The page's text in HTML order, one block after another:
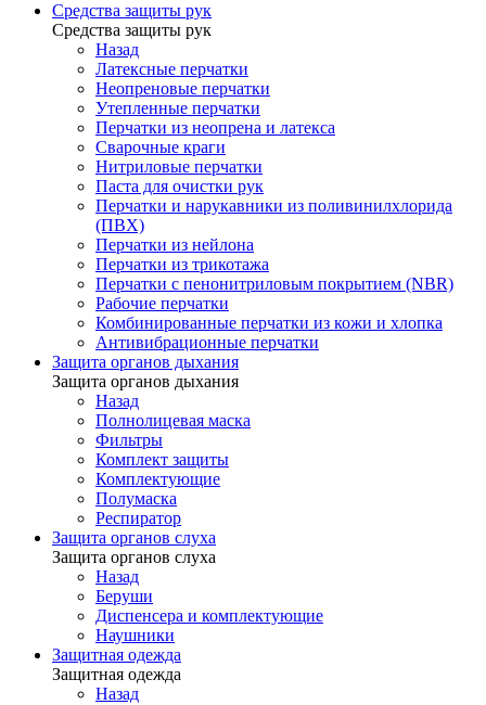
Средства защиты рук
Средства защиты рук
Назад
Латексные перчатки
Неопреновые перчатки
Утепленные перчатки
Перчатки из неопрена и латекса
Сварочные краги
Нитриловые перчатки
Паста для очистки рук
Перчатки и нарукавники из поливинилхлорида
(ПВХ)
Перчатки из нейлона
Перчатки из трикотажа
Перчатки с пенонитриловым покрытием (NBR)
Рабочие перчатки
Комбинированные перчатки из кожи и хлопка
Антивибрационные перчатки
Защита органов дыхания
Защита органов дыхания
Назад
Полнолицевая маска
Фильтры
Комплект защиты
Комплектующие
Полумаска
Респиратор
Защита органов слуха
Защита органов слуха
Назад
Беруши
Диспенсера и комплектующие
Наушники
Защитная одежда
Защитная одежда
Назад